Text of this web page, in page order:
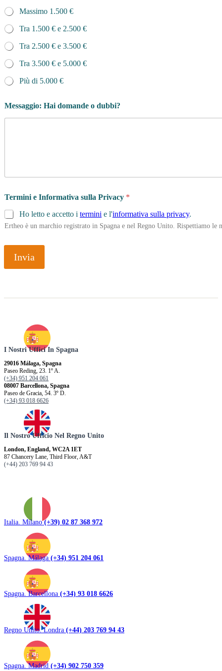
Massimo 1.500 €
Tra 1.500 € e 2.500 €
Tra 2.500 € e 3.500 €
Tra 3.500 € e 5.000 €
Più di 5.000 €
Messaggio: Hai domande o dubbi?
Termini e Informativa sulla Privacy *
Ho letto e accetto i termini e l'informativa sulla privacy.
Ertheo è un marchio registrato in Spagna e nel Regno Unito. Rispettiamo
Invia
I Nostri Uffici In Spagna
29016 Málaga, Spagna
Paseo Reding, 23. 1º A.
(+34) 951 204 061
08007 Barcellona, ​​Spagna
Paseo de Gracia, 54. 3º D.
(+34) 93 018 6626
Il Nostro Ufficio Nel Regno Unito
London, England, WC2A 1ET
87 Chancery Lane, Third Floor, A&T
(+44) 203 769 94 43
Italia. Milano(+39) 02 87 368 972
Spagna. Málaga (+34) 951 204 061
Spagna. Barcellona (+34) 93 018 6626
Regno Unito. Londra (+44) 203 769 94 43
Spagna. Madrid (+34) 902 750 359